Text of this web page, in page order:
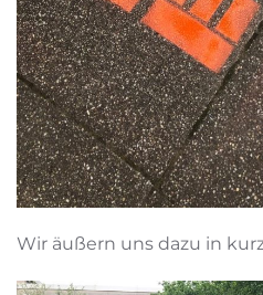
Wir äußern uns dazu in